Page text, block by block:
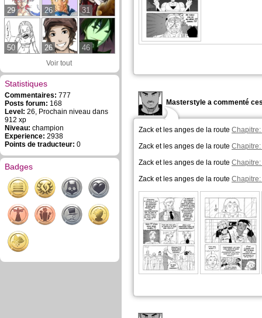
29 26 31
50 26 46
Voir tout
Statistiques
Commentaires: 777
Posts forum: 168
Level: 26, Prochain niveau dans
912 xp
Niveau: champion
Experience: 2938
Points de traducteur: 0
Badges
Masterstyle a commenté
Zack et les anges de la route
Zack et les anges de la route
Zack et les anges de la route
Zack et les anges de la route